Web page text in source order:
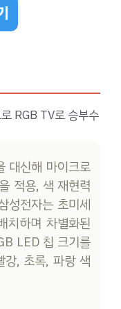
RGB TV로 승부수
대신해 마이크로
적용, 색 재현력
성전자는 초미세
치하며 차별화된
LED 칩 크기를
, 초록, 파랑 색